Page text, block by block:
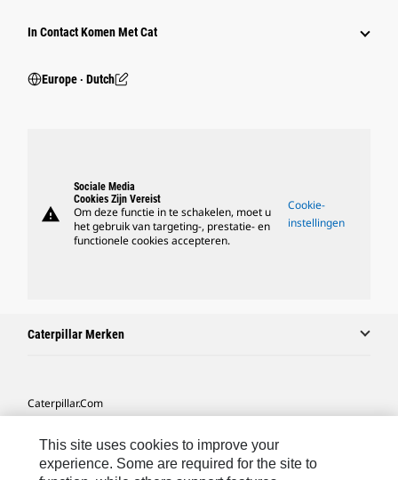
In Contact Komen Met Cat
Europe ‧ Dutch
warning
Sociale Media
Cookies Zijn Vereist
Om deze functie in te schakelen, moet u
het gebruik van targeting-, prestatie- en
functionele cookies accepteren.
Cookie-
instellingen
Caterpillar Merken
Caterpillar.com
Mijn Marketingvoorkeuren
This site uses cookies to improve your
experience. Some are required for the site to